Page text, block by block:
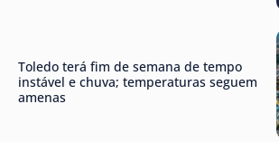
Toledo terá fim de semana de tempo
instável e chuva; temperaturas seguem
amenas